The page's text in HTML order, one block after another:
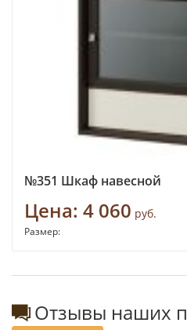
№351 Шкаф навесной
Цена: 4 060 руб.
Размер:
Отзывы наших